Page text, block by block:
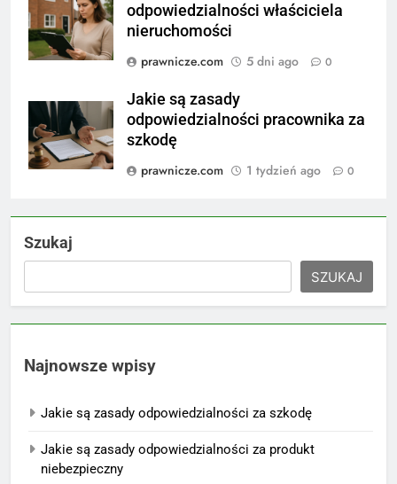
odpowiedzialności właściciela
nieruchomości
prawnicze.com
5 dni ago 0
Jakie są zasady
odpowiedzialności pracownika za
szkodę
prawnicze.com
1 tydzień ago 0
Szukaj
SZUKAJ
Najnowsze wpisy
Jakie są zasady odpowiedzialności za szkodę
Jakie są zasady odpowiedzialności za produkt
niebezpieczny